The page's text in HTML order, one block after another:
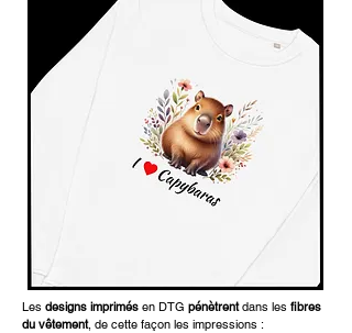
Les designs imprimés en DTG pénètrentdans les fibres
du vêtement, de cette façon les impressions :